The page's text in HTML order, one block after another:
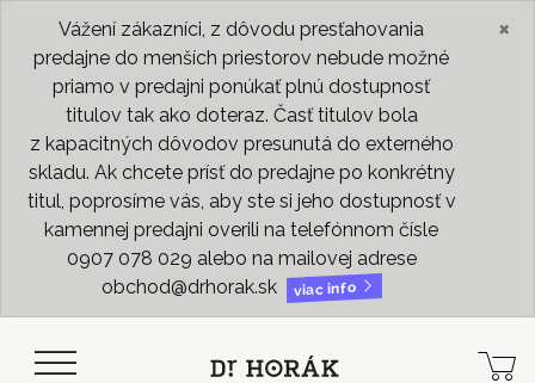
Vážení zákazníci, z dôvodu presťahovania
predajne do menších priestorov nebude možné
priamo v predajni ponúkať plnú dostupnosť
titulov tak ako doteraz. Časť titulov bola
z kapacitných dôvodov presunutá do externého
skladu. Ak chcete prísť do predajne po konkrétny
titul, poprosíme vás, aby ste si jeho dostupnosť v
kamennej predajni overili na telefónnom čísle
0907 078 029 alebo na mailovej adrese
obchod@drhorak.sk
viac info
×